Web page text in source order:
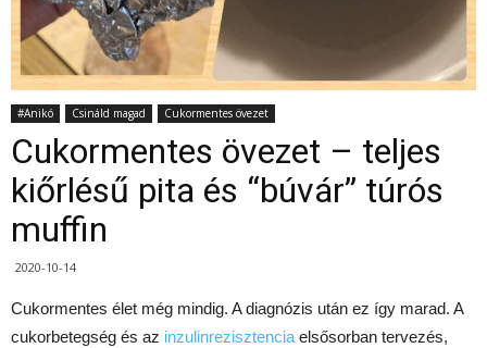
#Anikó Csináld magad Cukormentes övezet
Cukormentes övezet – teljes
kiőrlésű pita és “búvár” túrós
muffin
2020-10-14
Cukormentes élet még mindig. A diagnózis után ez így marad. A
cukorbetegség és az inzulinrezisztencia elsősorban tervezés,